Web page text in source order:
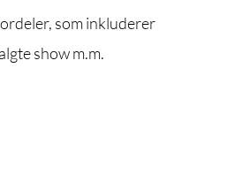
som inkluderer
show m.m.